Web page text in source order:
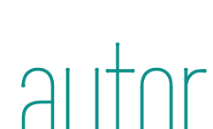
principal